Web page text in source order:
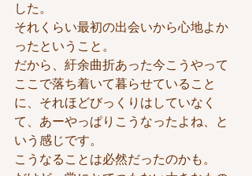
した。
それくらい最初の出会いから心地よか
ったということ。
だから、紆余曲折あった今こうやって
ここで落ち着いて暮らせていること
に、それほどびっくりはしていなく
て、あーやっぱりこうなったよね、と
いう感じです。
こうなることは必然だったのかも。